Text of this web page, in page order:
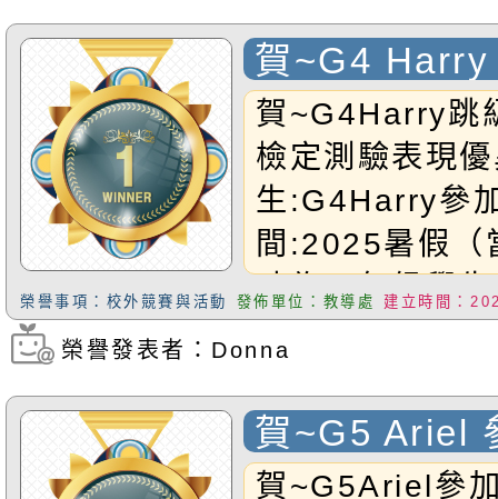
恭禧以上獲獎
參賽學生
現
組銀獎
代表團小3組的
的優異表現，
賀~G4 Harry
數學檢定測
賀~G4Harry跳
檢定測驗表現
生:G4Harry參
間:2025暑假（
時為三年級學
四年級程度檢
榮獲Ｈ
榮譽事項：校外競賽與活動 發佈單位：教導處 建立時間：
瀏覽次數：748
榮譽發表者：Donna
賀~G5 Ariel
吉他大賽 榮
賀~G5Ariel參